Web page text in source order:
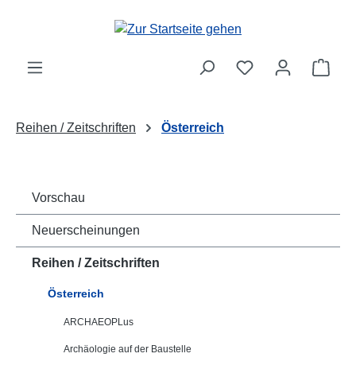
Zum Hauptinhalt springen
Reihen / Zeitschriften Österreich
Vorschau
Neuerscheinungen
Reihen / Zeitschriften
Österreich
ARCHAEOPLus
Archäologie auf der Baustelle